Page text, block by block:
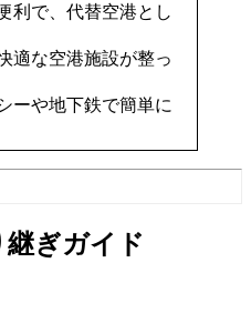
利で、代替空港とし
適な空港施設が整っ
ーや地下鉄で簡単に
ぎガイド